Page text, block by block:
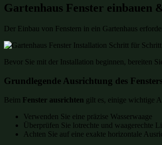
Gartenhaus Fenster
Der Einbau von Fenstern in ein Gartenhaus
Bevor Sie mit der Installation beginnen, bereiten
Grundlegende Ausrichtung des
Beim Fenster ausrichten gilt es, einige wichtige
Verwenden Sie eine präzise Wasserwaage
Überprüfen Sie lotrechte und waagerechte
Achten Sie auf eine exakte horizontale